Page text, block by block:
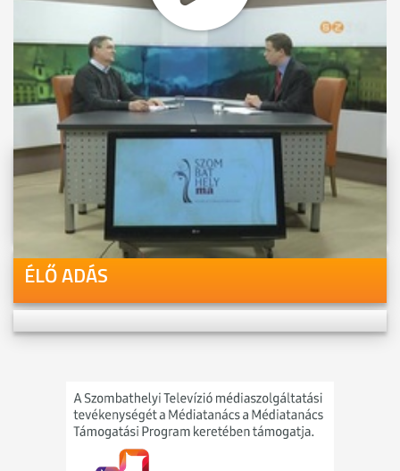
MEGOSZTÁS
Videóink megtekinthetőek
Youtube-csatornánkon is!
ÉLŐ ADÁS